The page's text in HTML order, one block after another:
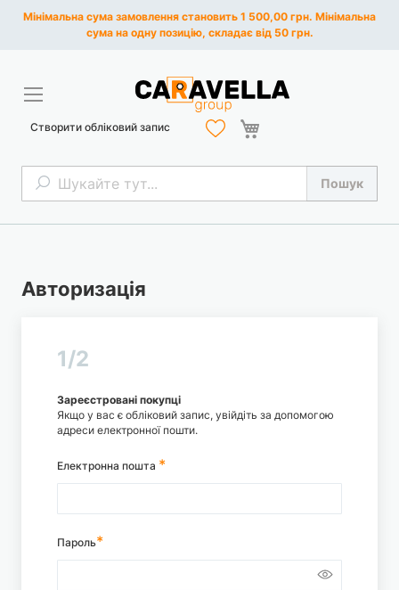
Мінімальна сума замовлення становить 1 500,00 грн. Мінімальна
сума на одну позицію, складає від 50 грн.
Пошук Пошук
Створити обліковий запис
Авторизація
1/2
Зареєстровані покупці
Якщо у вас є обліковий запис, увійдіть за допомогою
адреси електронної пошти.
Електронна пошта
Пароль